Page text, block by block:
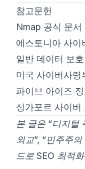
참고문헌
Nmap 공식 문서
에스토니아 사
일반 데이터 보
미국 사이버사
파이브 아이즈
싱가포르 사이버
본 글은 “디지털
외교”, “민주주
드로 SEO 최적